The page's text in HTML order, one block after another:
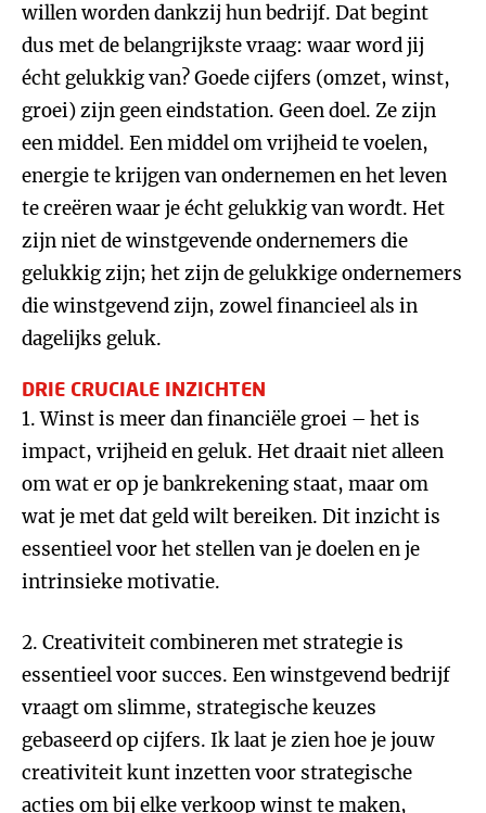
willen worden dankzij hun bedrijf. Dat begint
dus met de belangrijkste vraag: waar word jij
écht gelukkig van? Goede cijfers (omzet, winst,
groei) zijn geen eindstation. Geen doel. Ze zijn
een middel. Een middel om vrijheid te voelen,
energie te krijgen van ondernemen en het leven
te creëren waar je écht gelukkig van wordt. Het
zijn niet de winstgevende ondernemers die
gelukkig zijn; het zijn de gelukkige ondernemers
die winstgevend zijn, zowel financieel als in
dagelijks geluk.
DRIE CRUCIALE INZICHTEN
1. Winst is meer dan financiële groei – het is
impact, vrijheid en geluk. Het draait niet alleen
om wat er op je bankrekening staat, maar om
wat je met dat geld wilt bereiken. Dit inzicht is
essentieel voor het stellen van je doelen en je
intrinsieke motivatie.
2. Creativiteit combineren met strategie is
essentieel voor succes. Een winstgevend bedrijf
vraagt om slimme, strategische keuzes
gebaseerd op cijfers. Ik laat je zien hoe je jouw
creativiteit kunt inzetten voor strategische
acties om bij elke verkoop winst te maken,